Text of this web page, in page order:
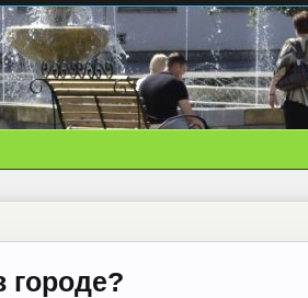
городе?